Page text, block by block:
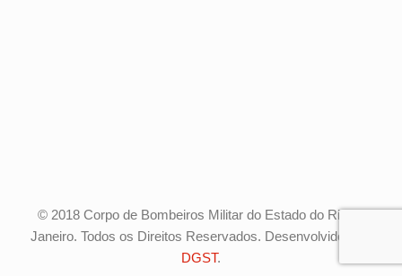
© 2018 Corpo de Bombeiros Militar do Estado do Rio de
Janeiro. Todos os Direitos Reservados. Desenvolvido pela
DGST.